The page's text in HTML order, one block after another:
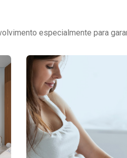
especialmente para